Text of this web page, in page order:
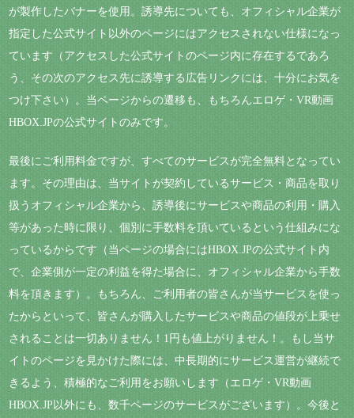
が製作したバナーを使用。誘導先についても、オフィシャル企業が
指定した公式サイト以外のページにはアクセスされない仕様になっ
ています（アクセスした公式サイトのページ内に存在するであろ
う、その次のアクセス先に誘導する広告リンクには、十分にお気を
つけ下さい）。当ページからの遷移も、もちろんエロゲ・VR動画
HBOX.JPの公式サイトのみです。
最後にご利用料金ですが、すべてのサービスが完全無料となってい
ます。その理由は、当サイトが契約しているサービス・商品を取り
扱うオフィシャル企業から、誘導後にサービスや商品の利用・購入
等があった時に限り、個別に手数料を頂いているという仕組みにな
っているからです（当ページの場合にはHBOX.JPの公式サイト内
で、企業側が一定の利益を得た場合に、オフィシャル企業から手数
料を頂きます）。もちろん、ご利用者の皆さんが当サービスを使っ
たからといって、皆さんが購入したサービスや商品の値段が上乗せ
されることは一切ありません！1円も値上がりません！。もし当サ
イトのページを見かけた際には、中長期的にサービス運営が継続で
きるよう、積極的なご利用をお願いします（エロゲ・VR動画
HBOX.JP以外にも、数千ページのサービスがございます）。今後と